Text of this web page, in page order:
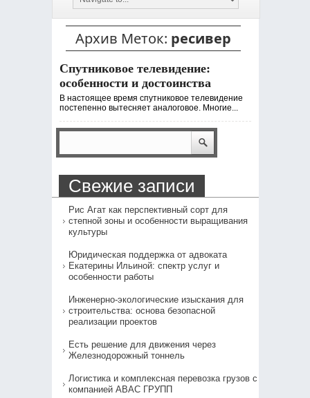
Архив Меток: ресивер
Спутниковое телевидение:
особенности и достоинства
В настоящее время спутниковое телевидение
постепенно вытесняет аналоговое. Многие...
Свежие записи
Рис Агат как перспективный сорт для
степной зоны и особенности выращивания
культуры
Юридическая поддержка от адвоката
Екатерины Ильиной: спектр услуг и
особенности работы
Инженерно-экологические изыскания для
строительства: основа безопасной
реализации проектов
Есть решение для движения через
Железнодорожный тоннель
Логистика и комплексная перевозка грузов с
компанией АВАС ГРУПП